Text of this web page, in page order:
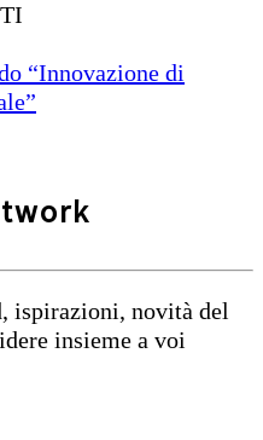
“Innovazione di
ispirazioni, novità del
insieme a voi